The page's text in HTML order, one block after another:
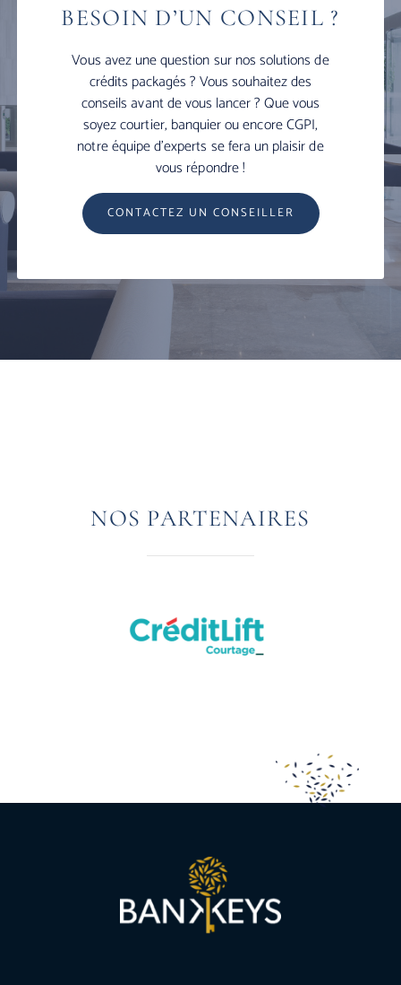
BESOIN D’UN CONSEIL ?
Vous avez une question sur nos solutions de
crédits packagés ? Vous souhaitez des
conseils avant de vous lancer ? Que vous
soyez courtier, banquier ou encore CGPI,
notre équipe d’experts se fera un plaisir de
vous répondre !
CONTACTEZ UN CONSEILLER
NOS PARTENAIRES